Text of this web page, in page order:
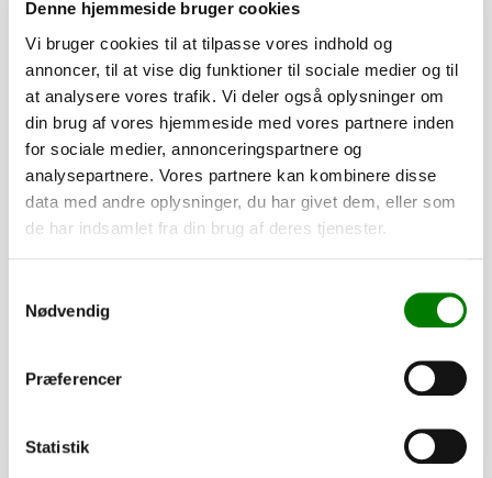
Denne hjemmeside bruger cookies
Vi bruger cookies til at tilpasse vores indhold og
annoncer, til at vise dig funktioner til sociale medier og til
at analysere vores trafik. Vi deler også oplysninger om
din brug af vores hjemmeside med vores partnere inden
for sociale medier, annonceringspartnere og
analysepartnere. Vores partnere kan kombinere disse
data med andre oplysninger, du har givet dem, eller som
de har indsamlet fra din brug af deres tjenester.
Nødvendig
Præferencer
Statistik
13,50kr.
Afhentning og forsendelse
Se detaljer